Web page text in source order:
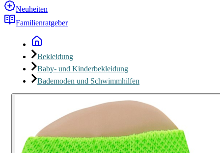
Neuheiten
Familienratgeber
Bekleidung
Baby- und Kinderbekleidung
Bademoden und Schwimmhilfen